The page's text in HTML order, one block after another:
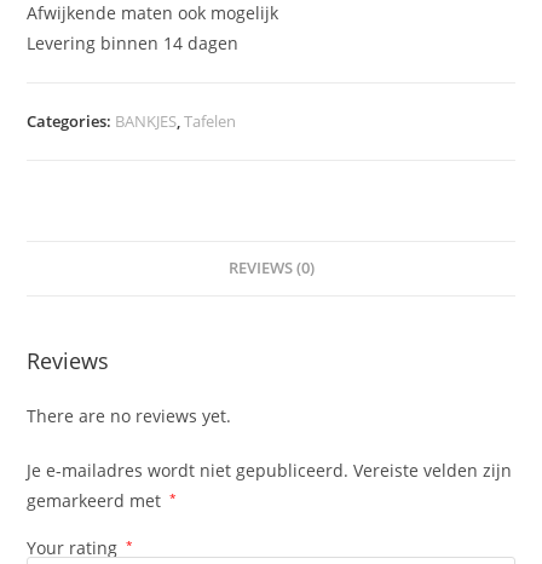
Afwijkende maten ook mogelijk
Levering binnen 14 dagen
Categories: BANKJES,Tafelen
REVIEWS (0)
Reviews
There are no reviews yet.
Je e-mailadres wordt niet gepubliceerd. Vereiste velden zijn
gemarkeerd met *
Your rating *